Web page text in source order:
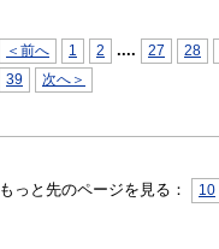
＜前へ 1 2 .... 27 28
39
次へ＞
もっと先のページを見る： 10